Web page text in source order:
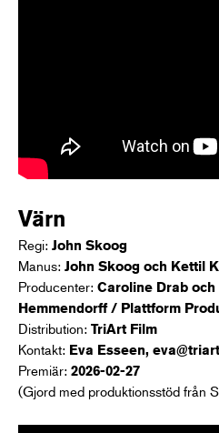
Värn
Regi: John Skoog
Manus: John Skoog och Kettil
Producenter: Caroline Drab
Hemmendorff / Plattform
Distribution: TriArt Film
Kontakt: Eva Esseen,
Premiär: 2026-02-27
(Gjord med produktionsstöd från